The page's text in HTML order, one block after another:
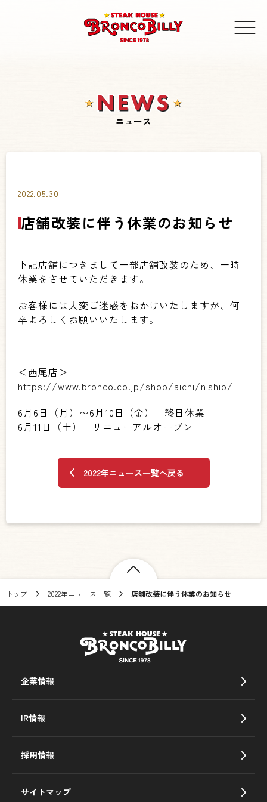
ニュース
2022.05.30
店舗改装に伴う休業のお知らせ
下記店舗につきまして一部店舗改装のため、一時
休業をさせていただきます。
お客様には大変ご迷惑をおかけいたしますが、何
卒よろしくお願いいたします。
＜西尾店＞
https://www.bronco.co.jp/shop/aichi/nishio/
6月6日（月）〜6月10日（金） 終日休業
6月11日（土） リニューアルオープン
2022年ニュース一覧へ戻る
トップ 2022年ニュース一覧 店舗改装に伴う休業のお知らせ
企業情報
IR情報
採用情報
サイトマップ